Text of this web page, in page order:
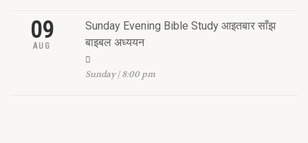
09
AUG
Sunday Evening Bible Study आइतबार साँझ
बाइबल अध्ययन
Sunday | 8:00 pm